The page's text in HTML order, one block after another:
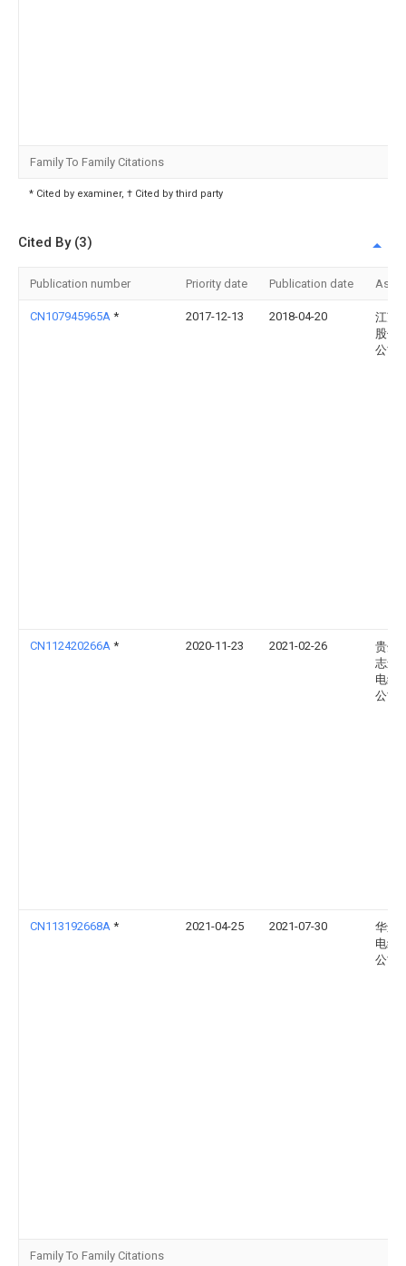
Family To Family Citations
* Cited by examiner, † Cited by third party
Cited By (3)
Publication number Priority date Publication date
CN107945965A * 2017-12-13 2018-04-20
江苏
股份
公司
CN112420266A * 2020-11-23 2021-02-26
贵州
志远
电缆
公司
CN113192668A * 2021-04-25 2021-07-30
华远
电缆
公司
Family To Family Citations